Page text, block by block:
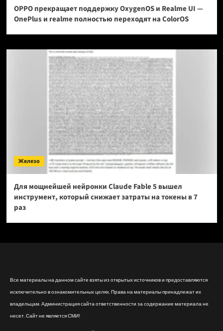
OPPO прекращает поддержку OxygenOS и Realme UI —
OnePlus и realme полностью переходят на ColorOS
Железо
Для мощнейшей нейронки Claude Fable 5 вышел
инструмент, который снижает затраты на токены в 7
раз
Все материалы на данном сайте взяты из открытых источников и предоставляются
исключительно в ознакомительных целях. Права на материалы принадлежат их
владельцам. Администрация сайта ответственности за содержание материала не
несет. Сайт не является СМИ!